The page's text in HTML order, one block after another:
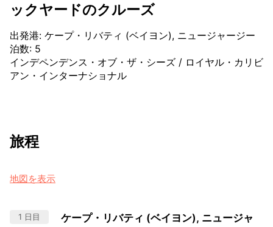
ックヤードのクルーズ
出発港: ケープ・リバティ (ベイヨン), ニュージャージー
泊数: 5
インデペンデンス・オブ・ザ・シーズ / ロイヤル・カリビ
アン・インターナショナル
旅程
地図を表示
1 日目
ケープ・リバティ (ベイヨン), ニュージャ